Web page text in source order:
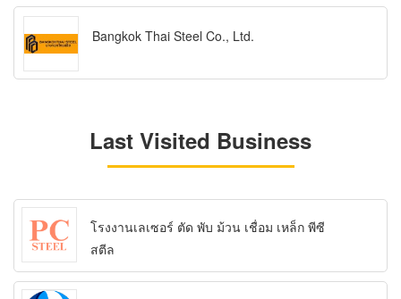
Bangkok Thai Steel Co., Ltd.
Last Visited Business
โรงงานเลเซอร์ ตัด พับ ม้วน เชื่อม เหล็ก พีซี
สตีล